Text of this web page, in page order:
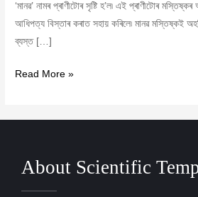
‘মানৱ’ নামৰ প্ৰাণীটোৰ সৃষ্টি হ’ল৷ এই প্ৰাণীটোৰ
আধিপত্য বিস্তাৰ কৰাত সহায় কৰিলে৷ মানৱ মস্তিষ্কই
ব্যস্ত […]
Read More »
About Scientific